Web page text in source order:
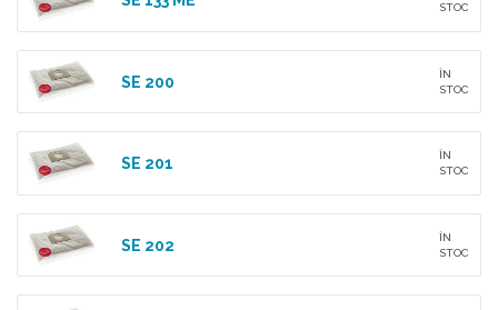
STOC
SE 200
ÎN
STOC
SE 201
ÎN
STOC
SE 202
ÎN
STOC